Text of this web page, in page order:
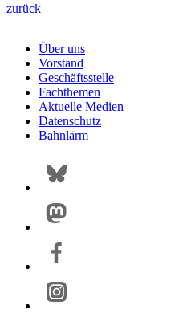
zurück
Über uns
Vorstand
Geschäftsstelle
Fachthemen
Aktuelle Medien
Datenschutz
Bahnlärm